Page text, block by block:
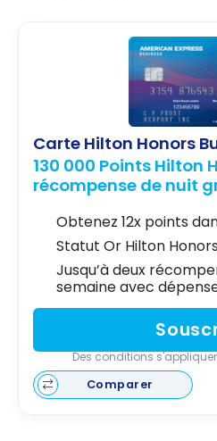
Carte Hilton Honors
130 000 Points Hilton
récompense de nuit
Obtenez 12x points
Statut Or Hilton Honors
Jusqu’à deux
semaine avec
Des conditions
Comparer